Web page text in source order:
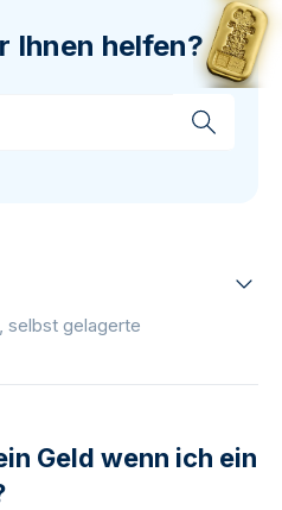
Ihnen helfen?
selbst gelagerte
Geld wenn ich ein